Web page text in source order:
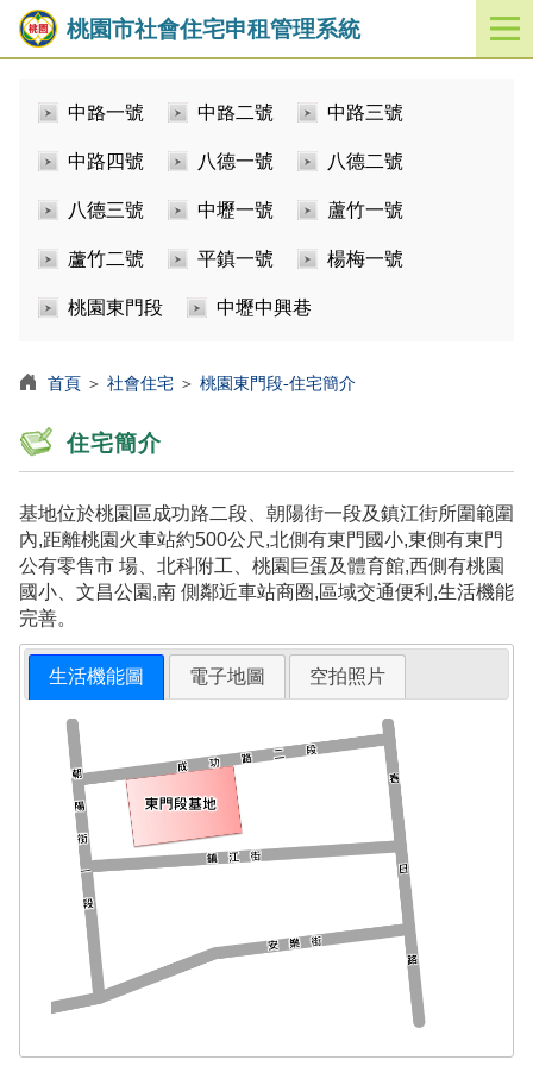
桃園市社會住宅申租管理系統
開
啟
中路一號 中路二號 中路三號
中路四號 八德一號 八德二號
八德三號 中壢一號 蘆竹一號
蘆竹二號 平鎮一號 楊梅一號
桃園東門段 中壢中興巷
首頁 ＞ 社會住宅 ＞ 桃園東門段-住宅簡介
住宅簡介
基地位於桃園區成功路二段、朝陽街一段及鎮江街所圍範圍
內,距離桃園火車站約500公尺,北側有東門國小,東側有東門
公有零售市 場、北科附工、桃園巨蛋及體育館,西側有桃園
國小、文昌公園,南 側鄰近車站商圈,區域交通便利,生活機能
完善。
生活機能圖 電子地圖 空拍照片